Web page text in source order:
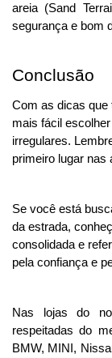
areia (Sand
segurança e bom
Conclusão
Com as dicas que
mais fácil
irregulares.
primeiro lugar nas
Se você está
da estrada,
consolidada e
pela confiança e
Nas lojas do
respeitadas do
BMW, MINI,